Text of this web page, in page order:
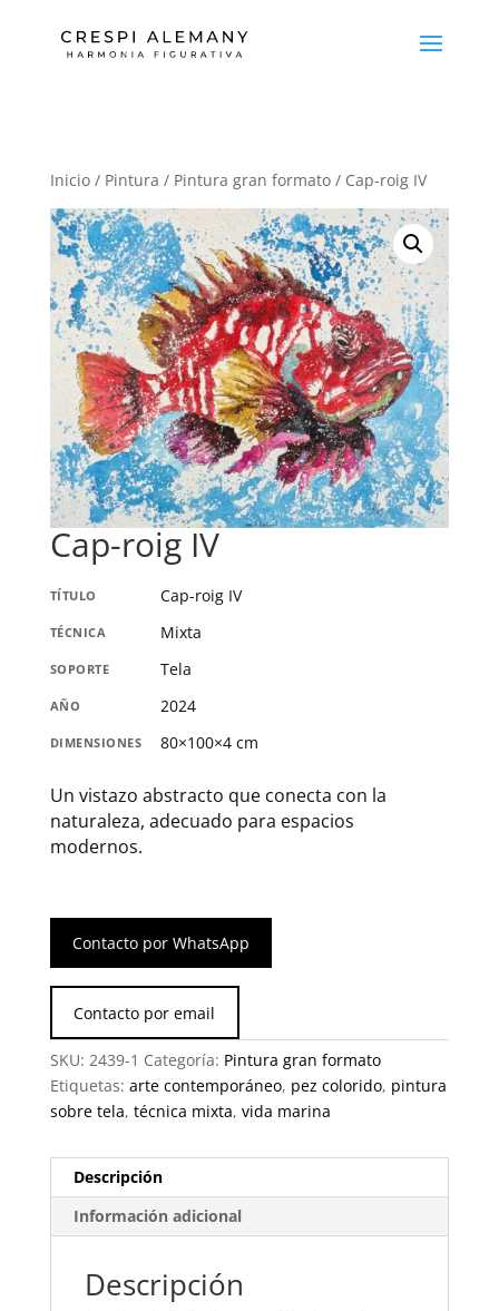
Inicio/ Pintura / Pintura gran formato/ Cap-roig IV
Cap-roig IV
TÍTULO Cap-roig IV
TÉCNICA Mixta
SOPORTE Tela
AÑO 2024
DIMENSIONES 80×100×4 cm
Un vistazo abstracto que conecta con la
naturaleza, adecuado para espacios
modernos.
Contacto por WhatsApp
Contacto por email
SKU: 2439-1 Categoría: Pintura gran formato
Etiquetas: arte contemporáneo, pez colorido, pintura
sobre tela, técnica mixta, vida marina
Descripción
Información adicional
Descripción